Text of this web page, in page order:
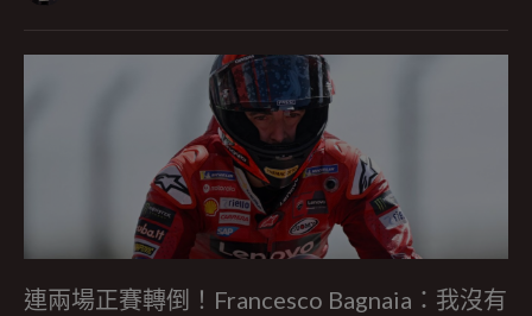
連兩場正賽轉倒！Francesco Bagnaia：我沒有